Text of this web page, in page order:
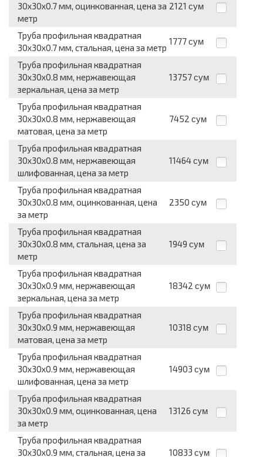
30x30x0.7 мм, оцинкованная, цена за
метр
2121 сум
Труба профильная квадратная
30x30x0.7 мм, стальная, цена за метр
1777 сум
Труба профильная квадратная
30x30x0.8 мм, нержавеющая
зеркальная, цена за метр
13757 сум
Труба профильная квадратная
30x30x0.8 мм, нержавеющая
матовая, цена за метр
7452 сум
Труба профильная квадратная
30x30x0.8 мм, нержавеющая
шлифованная, цена за метр
11464 сум
Труба профильная квадратная
30x30x0.8 мм, оцинкованная, цена
за метр
2350 сум
Труба профильная квадратная
30x30x0.8 мм, стальная, цена за
метр
1949 сум
Труба профильная квадратная
30x30x0.9 мм, нержавеющая
зеркальная, цена за метр
18342 сум
Труба профильная квадратная
30x30x0.9 мм, нержавеющая
матовая, цена за метр
10318 сум
Труба профильная квадратная
30x30x0.9 мм, нержавеющая
шлифованная, цена за метр
14903 сум
Труба профильная квадратная
30x30x0.9 мм, оцинкованная, цена
за метр
13126 сум
Труба профильная квадратная
30x30x0.9 мм, стальная, цена за
10833 сум